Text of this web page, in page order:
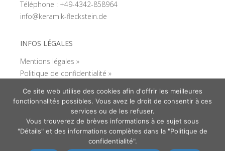
Téléphone : +49-4342-858964
info@keramik-fleckstein.de
INFOS LÉGALES
Mentions légales »
Politique de confidentialité »
Ce site web utilise des cookies afin d'offrir les meilleures
fonctionnalités possibles. Vous avez le droit de consentir à ces
services ou de les refuser.
Vous trouverez de brèves informations à ce sujet sous
"Détails" et des informations complètes dans la "Politique de
confidentialité".